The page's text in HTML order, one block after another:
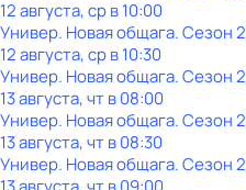
12 августа, ср в 10:00
Универ. Новая общага. Сезон 2
12 августа, ср в 10:30
Универ. Новая общага. Сезон 2
13 августа, чт в 08:00
Универ. Новая общага. Сезон 2
13 августа, чт в 08:30
Универ. Новая общага. Сезон 2